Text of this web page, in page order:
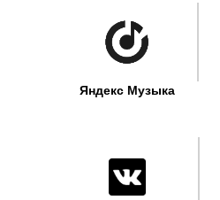
Яндекс Музыка